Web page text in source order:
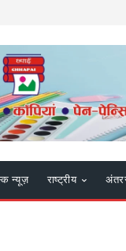
न्यूज़ राष्ट्रीय